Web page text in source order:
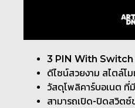
3 PIN With
ดีไซน์สวยงาม สไตล์โม
วัสดุโพลิคาร์บอเนต
สามารถเปิด-ปิดสวิต